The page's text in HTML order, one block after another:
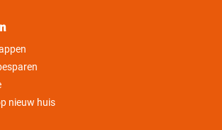
nieuw huis